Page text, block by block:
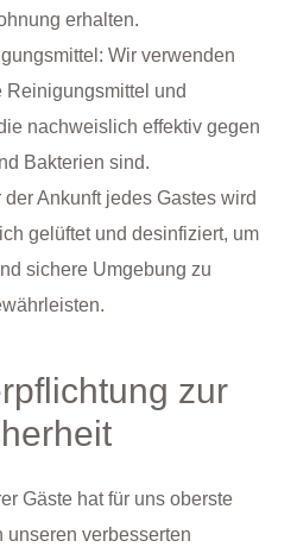
erhalten.
Wir verwenden
Reinigungsmittel und
nachweislich effektiv gegen
Bakterien sind.
der Ankunft jedes Gastes wird
gelüftet und desinfiziert, um
sichere Umgebung zu
zur
Gäste hat für uns oberste
unseren verbesserten